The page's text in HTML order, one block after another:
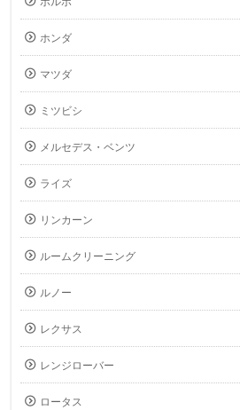
ホンダ
マツダ
ミツビシ
メルセデス・ベンツ
ライズ
リンカーン
ルームクリーニング
ルノー
レクサス
レンジローバー
ロータス